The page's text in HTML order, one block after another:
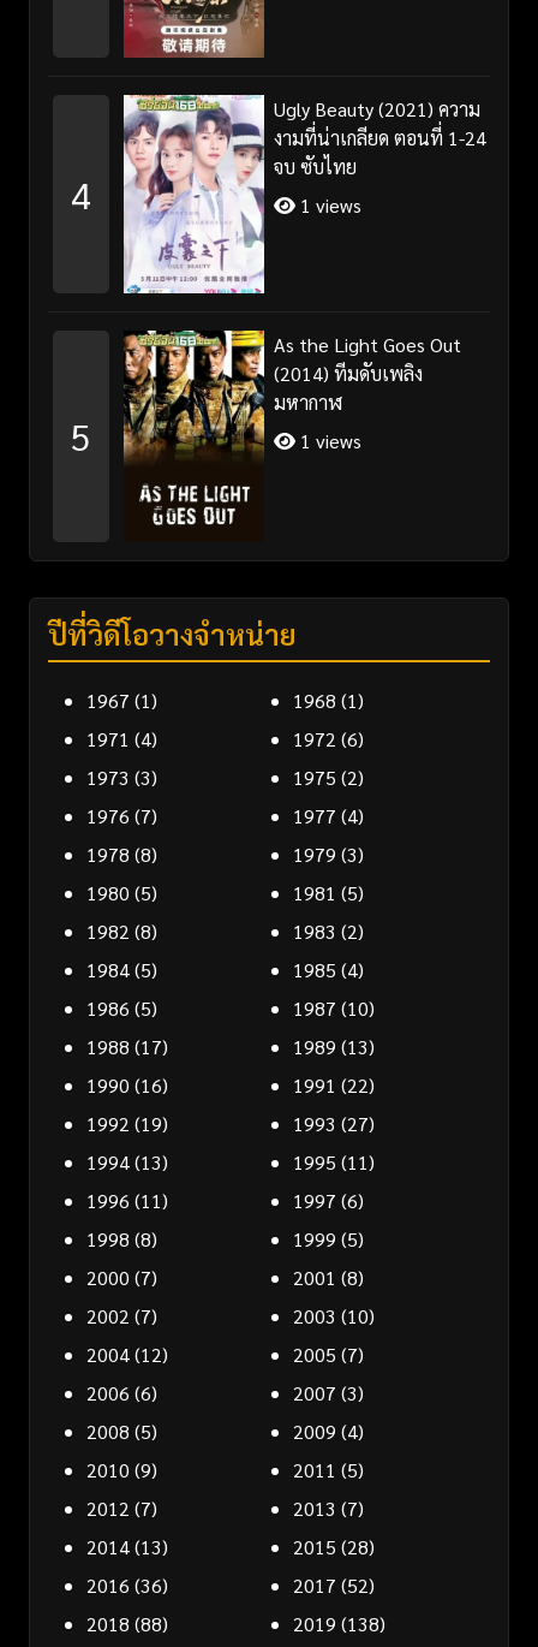
4
Ugly Beauty (2021) ความ
งามที่น่าเกลียด ตอนที่ 1-24
จบ ซับไทย
1 views
5
As the Light Goes Out
(2014) ทีมดับเพลิง
มหากาฬ
1 views
ปีที่วิดีโอวางจำหน่าย
1967 (1) 1968 (1)
1971 (4) 1972 (6)
1973 (3) 1975 (2)
1976 (7) 1977 (4)
1978 (8) 1979 (3)
1980 (5) 1981 (5)
1982 (8) 1983 (2)
1984(5) 1985 (4)
1986 (5) 1987 (10)
1988 (17) 1989 (13)
1990 (16) 1991 (22)
1992 (19) 1993 (27)
1994(13) 1995 (11)
1996 (11) 1997 (6)
1998 (8) 1999 (5)
2000 (7) 2001 (8)
2002 (7) 2003 (10)
2004(12) 2005 (7)
2006 (6) 2007 (3)
2008 (5) 2009 (4)
2010 (9) 2011 (5)
2012 (7) 2013 (7)
2014(13) 2015 (28)
2016 (36) 2017 (52)
2018 (88) 2019 (138)